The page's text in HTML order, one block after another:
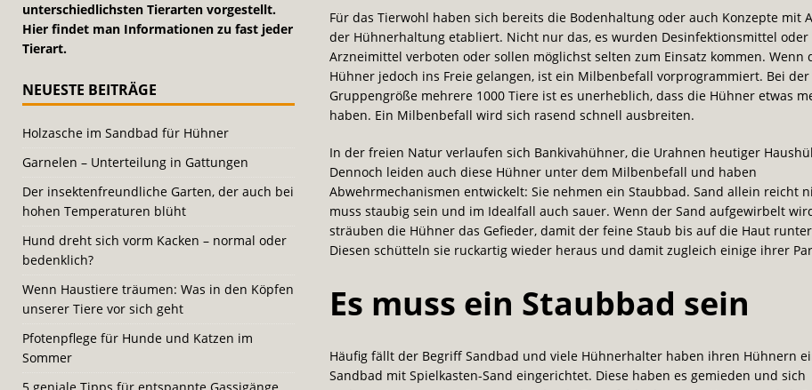
Für das Tierwohl haben sich bereits die Bodenhaltung oder auch Konzepte mit
der Hühnerhaltung etabliert. Nicht nur das, es wurden Desinfektionsmittel oder
Arzneimittel verboten oder sollen möglichst selten zum Einsatz kommen. Wenn
Hühner jedoch ins Freie gelangen, ist ein Milbenbefall vorprogrammiert. Bei der
Gruppengröße mehrere 1000 Tiere ist es unerheblich, dass die Hühner etwas
haben. Ein Milbenbefall wird sich rasend schnell ausbreiten.
In der freien Natur verlaufen sich Bankivahühner, die Urahnen heutiger
Dennoch leiden auch diese Hühner unter dem Milbenbefall und haben
Abwehrmechanismen entwickelt: Sie nehmen ein Staubbad. Sand allein reicht
muss staubig sein und im Idealfall auch sauer. Wenn der Sand aufgewirbelt
sträuben die Hühner das Gefieder, damit der feine Staub bis auf die Haut
Diesen schütteln sie ruckartig wieder heraus und damit zugleich einige ihrer
Es muss ein Staubbad sein
Häufig fällt der Begriff Sandbad und viele Hühnerhalter haben ihren Hühnern
Sandbad mit Spielkasten-Sand eingerichtet. Diese haben es gemieden und sich
unterschiedlichsten Tierarten vorgestellt.
Hier findet man Informationen zu fast jeder
Tierart.
NEUESTE BEITRÄGE
Holzasche im Sandbad für Hühner
Garnelen – Unterteilung in Gattungen
Der insektenfreundliche Garten, der auch bei
hohen Temperaturen blüht
Hund dreht sich vorm Kacken – normal oder
bedenklich?
Wenn Haustiere träumen: Was in den Köpfen
unserer Tiere vor sich geht
Pfotenpflege für Hunde und Katzen im
Sommer